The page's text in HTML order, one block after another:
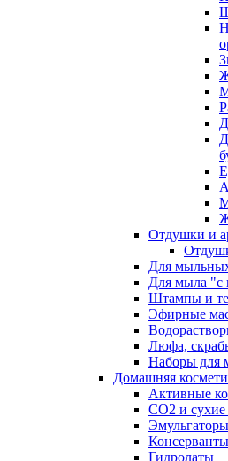
Отдушки и
Для
Для мыла "с
Штампы и
Эфирные
Люфа,
Наборы для
Домашняя
Активные
СО2 и сухие
Консерванты
Гидролаты